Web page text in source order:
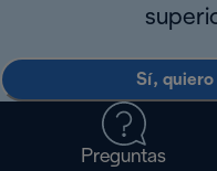
Sí, quiero
Preguntas